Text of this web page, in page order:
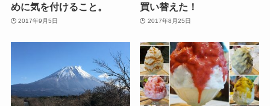
めに気を付けること。
2017年9月5日
買い替えた！
2017年8月25日